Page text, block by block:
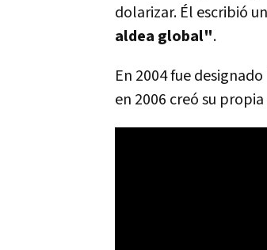
dolarizar. Él escribió
aldea global".
En 2004 fue designado
en 2006 creó su